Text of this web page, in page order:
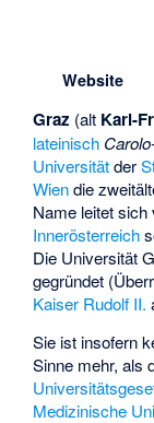
Website
Graz (alt Karl-
lateinisch
Universitätder
Wiendie
Name leitet sich
Innerösterreich
Die Universität
gegründet
Kaiser Rudolf II.
Sie ist insofern
Sinne mehr, als
Medizinische